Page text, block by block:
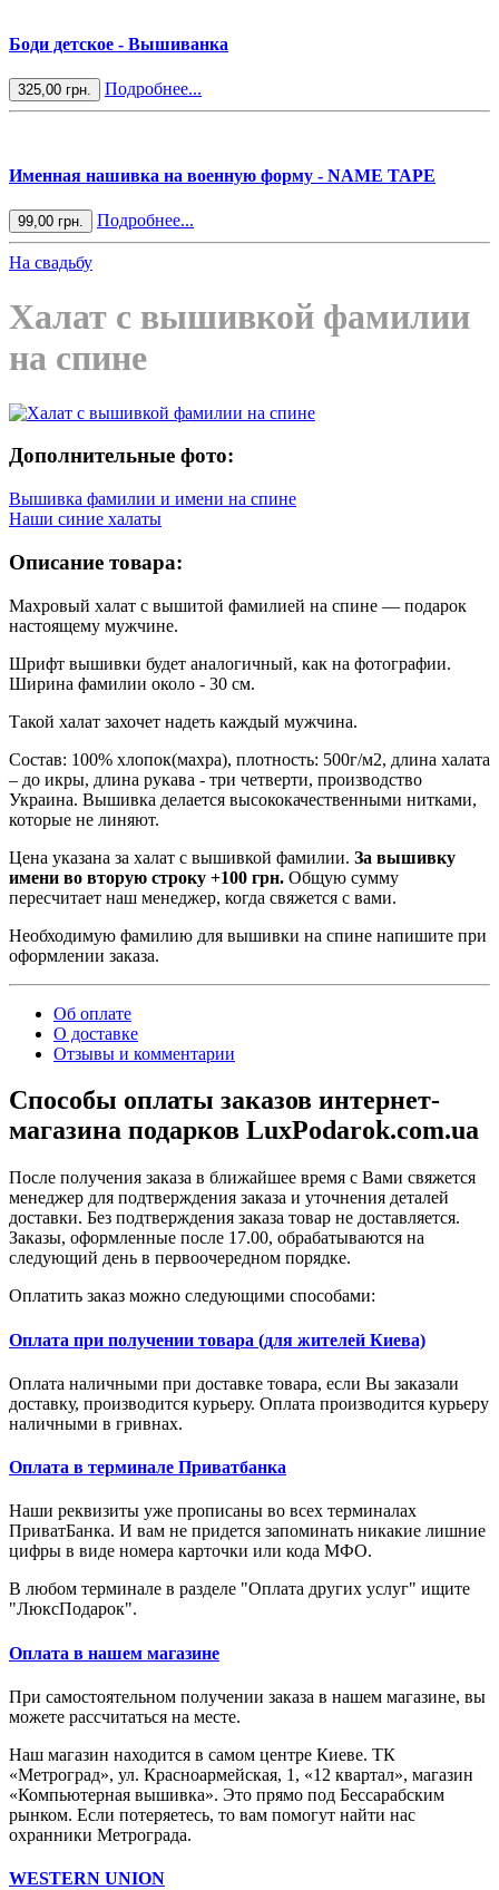
Боди детское - Вышиванка
325,00 грн. Подробнее...
Именная нашивка на военную форму - NAME TAPE
99,00 грн. Подробнее...
На свадьбу
Халат с вышивкой фамилии
на спине
Дополнительные фото:
Вышивка фамилии и имени на спине
Наши синие халаты
Описание товара:
Махровый халат с вышитой фамилией на спине — подарок
настоящему мужчине.
Шрифт вышивки будет аналогичный, как на фотографии.
Ширина фамилии около - 30 см.
Такой халат захочет надеть каждый мужчина.
Состав: 100% хлопок(махра), плотность: 500г/м2, длина халата
– до икры, длина рукава - три четверти, производство
Украина. Вышивка делается высококачественными нитками,
которые не линяют.
Цена указана за халат с вышивкой фамилии. За вышивку
имени во вторую строку +100 грн. Общую сумму
пересчитает наш менеджер, когда свяжется с вами.
Необходимую фамилию для вышивки на спине напишите при
оформлении заказа.
Об оплате
О доставке
Отзывы и комментарии
Способы оплаты заказов интернет-
магазина подарков LuxPodarok.com.ua
После получения заказа в ближайшее время с Вами свяжется
менеджер для подтверждения заказа и уточнения деталей
доставки. Без подтверждения заказа товар не доставляется.
Заказы, оформленные после 17.00, обрабатываются на
следующий день в первоочередном порядке.
Оплатить заказ можно следующими способами:
Оплата при получении товара (для жителей Киева)
Оплата наличными при доставке товара, если Вы заказали
доставку, производится курьеру. Оплата производится курьеру
наличными в гривнах.
Оплата в терминале Приватбанка
Наши реквизиты уже прописаны во всех терминалах
ПриватБанка. И вам не придется запоминать никакие лишние
цифры в виде номера карточки или кода МФО.
В любом терминале в разделе "Оплата других услуг" ищите
"ЛюксПодарок".
Оплата в нашем магазине
При самостоятельном получении заказа в нашем магазине, вы
можете рассчитаться на месте.
Наш магазин находится в самом центре Киеве. ТК
«Метроград», ул. Красноармейская, 1, «12 квартал», магазин
«Компьютерная вышивка». Это прямо под Бессарабским
рынком. Если потеряетесь, то вам помогут найти нас
охранники Метрограда.
WESTERN UNION